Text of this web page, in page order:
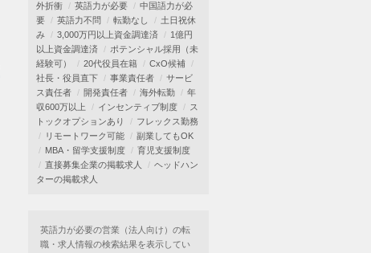
外折衝
英語力が必要
中国語力が必
要
英語力不問 転勤なし
土日祝休
み
3,000万円以上資金調達済
1億円
以上資金調達済
ポテンシャル採用（未
経験可）
20代役員在籍
CxO候補
社長・役員直下
事業責任者
サービ
ス責任者
開発責任者 海外転勤
年
収600万以上
インセンティブ制度
ス
トックオプションあり
フレックス勤務
リモートワーク可能
副業してもOK
MBA・留学支援制度
育児支援制度
直接募集企業の掲載求人
ヘッドハン
ターの掲載求人
英語力が必要の営業（法人向け）の転
職・求人情報の検索結果を表示してい